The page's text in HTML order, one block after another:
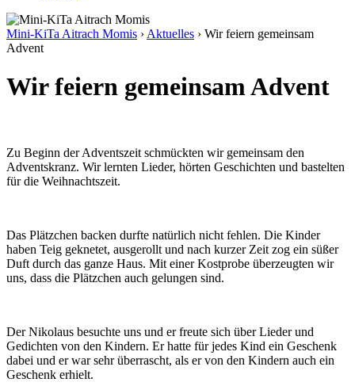
Mini-KiTa Aitrach Momis › Aktuelles › Wir feiern gemeinsam
Advent
Wir feiern gemeinsam Advent
Zu Beginn der Adventszeit schmückten wir gemeinsam den
Adventskranz. Wir lernten Lieder, hörten Geschichten und bastelten
für die Weihnachtszeit.
Das Plätzchen backen durfte natürlich nicht fehlen. Die Kinder
haben Teig geknetet, ausgerollt und nach kurzer Zeit zog ein süßer
Duft durch das ganze Haus. Mit einer Kostprobe überzeugten wir
uns, dass die Plätzchen auch gelungen sind.
Der Nikolaus besuchte uns und er freute sich über Lieder und
Gedichten von den Kindern. Er hatte für jedes Kind ein Geschenk
dabei und er war sehr überrascht, als er von den Kindern auch ein
Geschenk erhielt.